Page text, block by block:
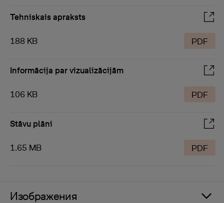
Tehniskais apraksts
188 KB PDF
Informācija par vizualizācijām
106 KB PDF
Stāvu plāni
1.65 MB PDF
Изображения